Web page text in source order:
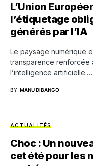
L’Union
l’étiquetage
générés par l’IA
Le paysage numérique
transparence renforcée
l’intelligence artificielle.…
BY MANU DIBANGO
ACTUALITÉS
Choc : Un
cet été pour les